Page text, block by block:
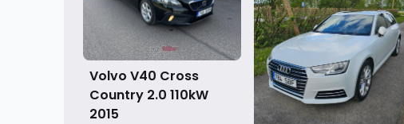
Volvo V40 Cross
Country 2.0 110kW
2015